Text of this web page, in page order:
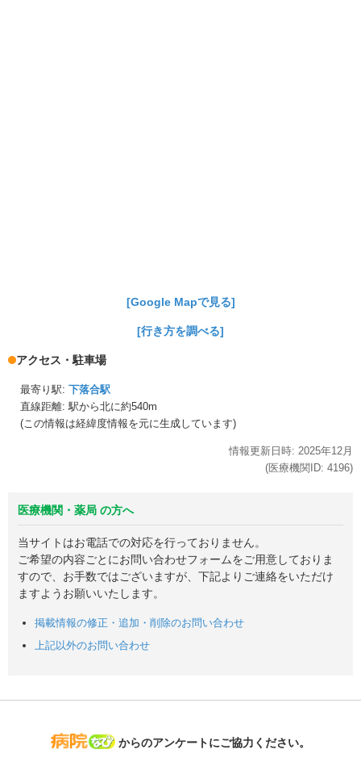
[Google Mapで見る]
[行き方を調べる]
アクセス・駐車場
最寄り駅: 下落合駅
直線距離: 駅から北に約540m
(この情報は経緯度情報を元に生成しています)
情報更新日時: 2025年12月
(医療機関ID: 4196)
医療機関・薬局 の方へ
当サイトはお電話での対応を行っておりません。
ご希望の内容ごとにお問い合わせフォームをご用意しておりま
すので、お手数ではございますが、下記よりご連絡をいただけ
ますようお願いいたします。
掲載情報の修正・追加・削除のお問い合わせ
上記以外のお問い合わせ
病院なび
からのアンケートにご協力ください。